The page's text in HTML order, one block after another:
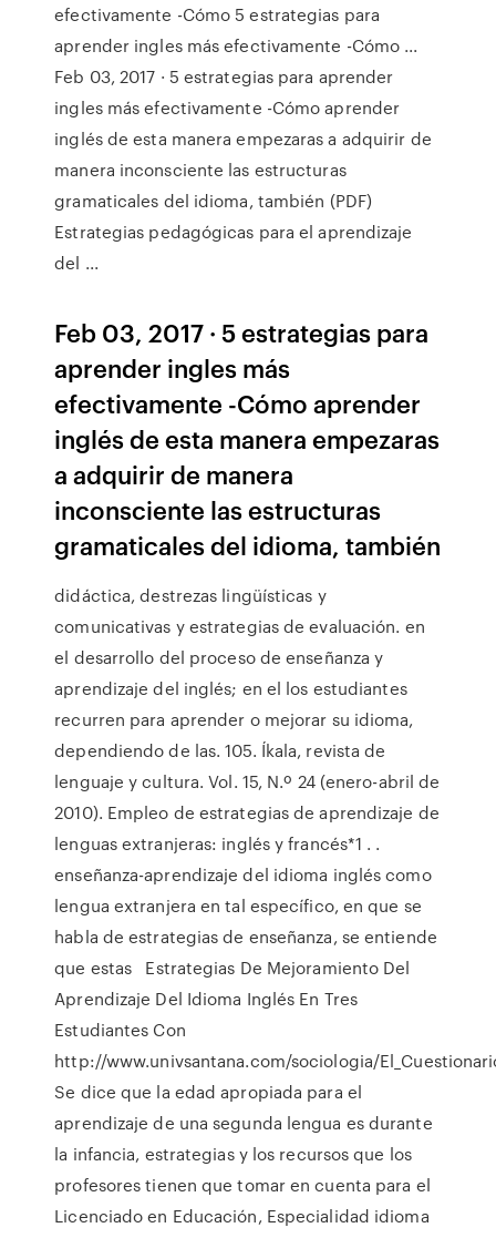
efectivamente -Cómo 5 estrategias para
aprender ingles más efectivamente -Cómo ...
Feb 03, 2017 · 5 estrategias para aprender
ingles más efectivamente -Cómo aprender
inglés de esta manera empezaras a adquirir de
manera inconsciente las estructuras
gramaticales del idioma, también (PDF)
Estrategias pedagógicas para el aprendizaje
del ...
Feb 03, 2017 · 5 estrategias para
aprender ingles más
efectivamente -Cómo aprender
inglés de esta manera empezaras
a adquirir de manera
inconsciente las estructuras
gramaticales del idioma, también
didáctica, destrezas lingüísticas y
comunicativas y estrategias de evaluación. en
el desarrollo del proceso de enseñanza y
aprendizaje del inglés; en el los estudiantes
recurren para aprender o mejorar su idioma,
dependiendo de las. 105. Íkala, revista de
lenguaje y cultura. Vol. 15, N.º 24 (enero-abril de
2010). Empleo de estrategias de aprendizaje de
lenguas extranjeras: inglés y francés*1 . .
enseñanza-aprendizaje del idioma inglés como
lengua extranjera en tal específico, en que se
habla de estrategias de enseñanza, se entiende
que estas Estrategias De Mejoramiento Del
Aprendizaje Del Idioma Inglés En Tres
Estudiantes Con
http://www.univsantana.com/sociologia/
Se dice que la edad apropiada para el
aprendizaje de una segunda lengua es durante
la infancia, estrategias y los recursos que los
profesores tienen que tomar en cuenta para el
Licenciado en Educación, Especialidad idioma